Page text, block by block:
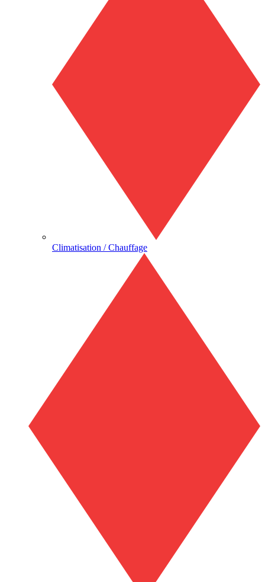
Climatisation / Chauffage